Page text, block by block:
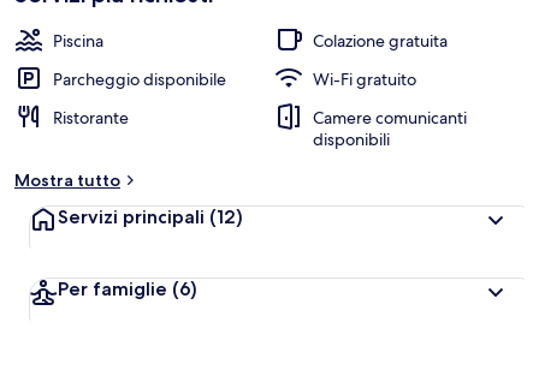
Piscina
Colazione gratuita
Parcheggio disponibile
Wi-Fi gratuito
Ristorante
Camere comunicanti
disponibili
Mostra tutto
Servizi principali (12)
Per famiglie (6)